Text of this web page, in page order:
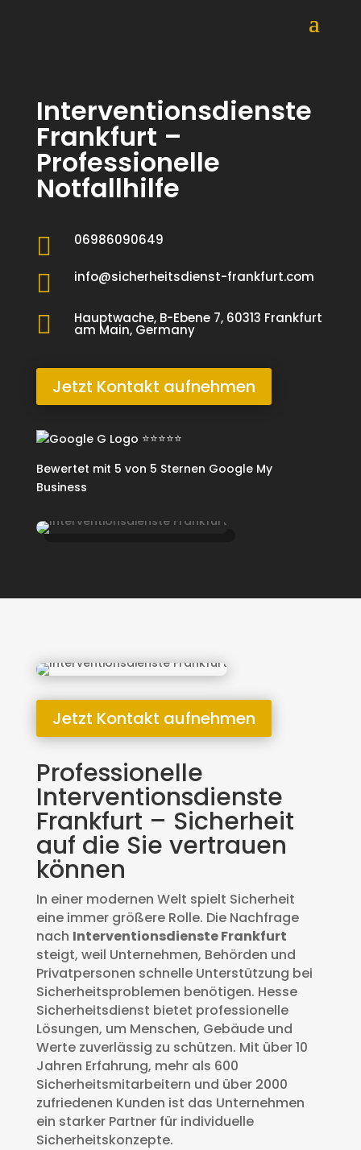
Interventionsdienste
Frankfurt –
Professionelle
Notfallhilfe
 06986090649
 info@sicherheitsdienst-frankfurt.com
 Hauptwache, B-Ebene 7, 60313 Frankfurt
am Main, Germany
Jetzt Kontakt aufnehmen
⭐⭐⭐⭐⭐
Bewertet mit 5 von 5 Sternen Google My
Business
Jetzt Kontakt aufnehmen
Professionelle
Interventionsdienste
Frankfurt – Sicherheit
auf die Sie vertrauen
können
In einer modernen Welt spielt Sicherheit
eine immer größere Rolle. Die Nachfrage
nach Interventionsdienste Frankfurt
steigt, weil Unternehmen, Behörden und
Privatpersonen schnelle Unterstützung bei
Sicherheitsproblemen benötigen. Hesse
Sicherheitsdienst bietet professionelle
Lösungen, um Menschen, Gebäude und
Werte zuverlässig zu schützen. Mit über 10
Jahren Erfahrung, mehr als 600
Sicherheitsmitarbeitern und über 2000
zufriedenen Kunden ist das Unternehmen
ein starker Partner für individuelle
Sicherheitskonzepte.